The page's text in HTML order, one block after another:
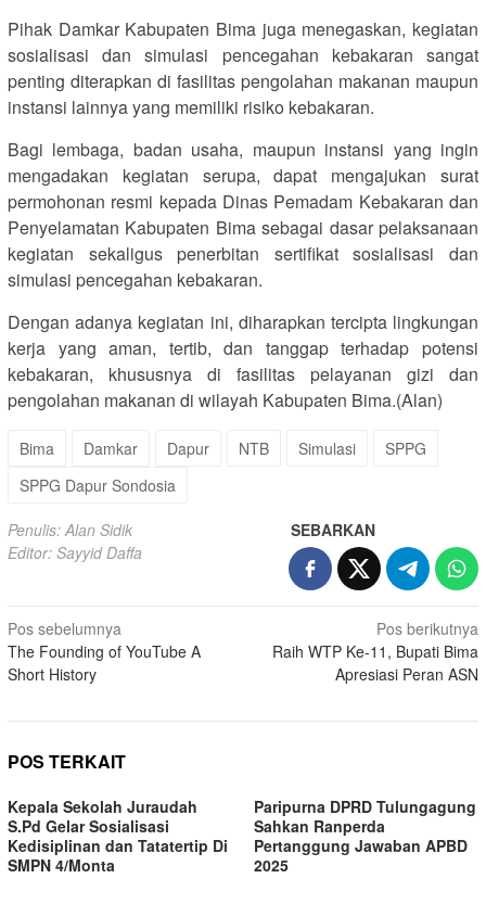
Pihak Damkar Kabupaten Bima juga menegaskan, kegiatan
sosialisasi dan simulasi pencegahan kebakaran sangat
penting diterapkan di fasilitas pengolahan makanan maupun
instansi lainnya yang memiliki risiko kebakaran.
Bagi lembaga, badan usaha, maupun instansi yang ingin
mengadakan kegiatan serupa, dapat mengajukan surat
permohonan resmi kepada Dinas Pemadam Kebakaran dan
Penyelamatan Kabupaten Bima sebagai dasar pelaksanaan
kegiatan sekaligus penerbitan sertifikat sosialisasi dan
simulasi pencegahan kebakaran.
Dengan adanya kegiatan ini, diharapkan tercipta lingkungan
kerja yang aman, tertib, dan tanggap terhadap potensi
kebakaran, khususnya di fasilitas pelayanan gizi dan
pengolahan makanan di wilayah Kabupaten Bima.(Alan)
Bima Damkar Dapur NTB Simulasi
SPPG
SPPG Dapur Sondosia
Penulis: Alan Sidik
Editor: Sayyid Daffa
SEBARKAN
Navigasi
pos
Pos sebelumnya
The Founding of YouTube A
Short History
Pos berikutnya
Raih WTP Ke-11, Bupati Bima
Apresiasi Peran ASN
POS TERKAIT
Kepala Sekolah Juraudah
S.Pd Gelar Sosialisasi
Kedisiplinan dan Tatatertip Di
SMPN 4/Monta
Paripurna DPRD Tulungagung
Sahkan Ranperda
Pertanggung Jawaban APBD
2025